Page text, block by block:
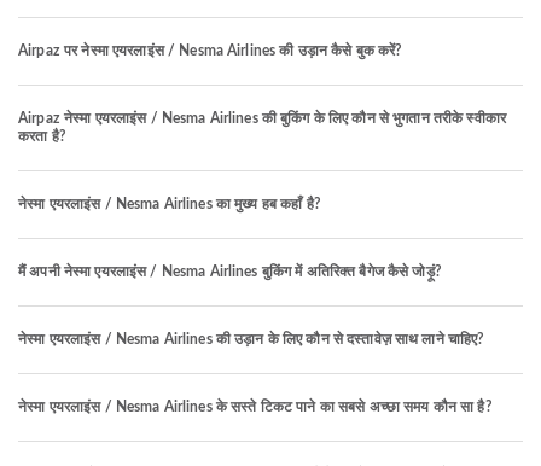
Airpaz पर नेस्मा एयरलाइंस / Nesma Airlines की उड़ान कैसे बुक करें?
Airpaz नेस्मा एयरलाइंस / Nesma Airlines की बुकिंग के लिए कौन से भुगतान तरीके स्वीकार
करता है?
नेस्मा एयरलाइंस / Nesma Airlines का मुख्य हब कहाँ है?
मैं अपनी नेस्मा एयरलाइंस / Nesma Airlines बुकिंग में अतिरिक्त बैगेज कैसे जोड़ूं?
नेस्मा एयरलाइंस / Nesma Airlines की उड़ान के लिए कौन से दस्तावेज़ साथ लाने चाहिए?
नेस्मा एयरलाइंस / Nesma Airlines के सस्ते टिकट पाने का सबसे अच्छा समय कौन सा है?